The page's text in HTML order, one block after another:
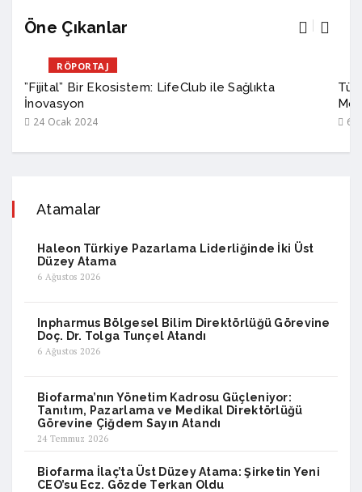
Öne Çıkanlar
RÖPORTAJ
”Fijital” Bir Ekosistem: LifeClub ile Sağlıkta
İnovasyon
24 Ocak 2024 6
Atamalar
Haleon Türkiye Pazarlama Liderliğinde İki Üst
Düzey Atama
6 Ağustos 2026
Inpharmus Bölgesel Bilim Direktörlüğü Görevine
Doç. Dr. Tolga Tunçel Atandı
6 Ağustos 2026
Biofarma’nın Yönetim Kadrosu Güçleniyor:
Tanıtım, Pazarlama ve Medikal Direktörlüğü
Görevine Çiğdem Sayın Atandı
24 Temmuz 2026
Biofarma İlaç’ta Üst Düzey Atama: Şirketin Yeni
CEO’su Ecz. Gözde Terkan Oldu